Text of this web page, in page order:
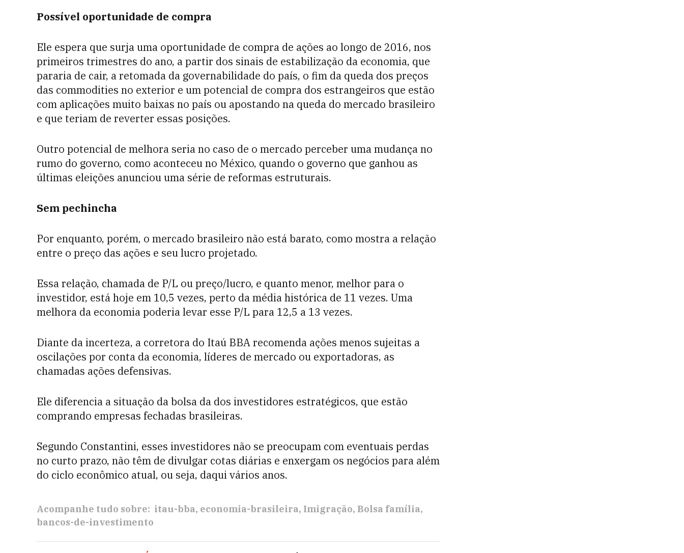
Possível oportunidade de compra
Ele espera que surja uma oportunidade de compra de ações ao longo de 2016, nos
primeiros trimestres do ano, a partir dos sinais de estabilização da economia, que
pararia de cair, a retomada da governabilidade do país, o fim da queda dos preços
das commodities no exterior e um potencial de compra dos estrangeiros que estão
com aplicações muito baixas no país ou apostando na queda do mercado brasileiro
e que teriam de reverter essas posições.
Outro potencial de melhora seria no caso de o mercado perceber uma mudança no
rumo do governo, como aconteceu no México, quando o governo que ganhou as
últimas eleições anunciou uma série de reformas estruturais.
Sem pechincha
Por enquanto, porém, o mercado brasileiro não está barato, como mostra a relação
entre o preço das ações e seu lucro projetado.
Essa relação, chamada de P/L ou preço/lucro, e quanto menor, melhor para o
investidor, está hoje em 10,5 vezes, perto da média histórica de 11 vezes. Uma
melhora da economia poderia levar esse P/L para 12,5 a 13 vezes.
Diante da incerteza, a corretora do Itaú BBA recomenda ações menos sujeitas a
oscilações por conta da economia, líderes de mercado ou exportadoras, as
chamadas ações defensivas.
Ele diferencia a situação da bolsa da dos investidores estratégicos, que estão
comprando empresas fechadas brasileiras.
Segundo Constantini, esses investidores não se preocupam com eventuais perdas
no curto prazo, não têm de divulgar cotas diárias e enxergam os negócios para além
do ciclo econômico atual, ou seja, daqui vários anos.
Acompanhe tudo sobre: itau-bba economia-brasileira Imigração Bolsa família
bancos-de-investimento